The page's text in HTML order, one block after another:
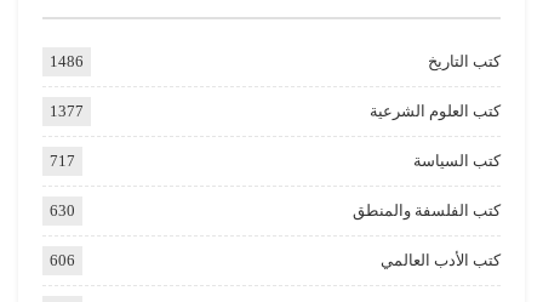
كتب التاريخ 1486
كتب العلوم الشرعية 1377
كتب السياسة 717
كتب الفلسفة والمنطق 630
كتب الأدب العالمي 606